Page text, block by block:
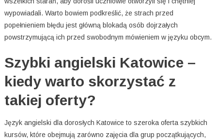
wypowiadali. Warto bowiem podkreślić, że strach przed
popełnieniem błędu jest główną blokadą osób dojrzałych
powstrzymującą ich przed swobodnym mówieniem w języku obcym.
Szybki angielski Katowice –
kiedy warto skorzystać z
takiej oferty?
Język angielski dla dorosłych Katowice to szeroka oferta szybkich
kursów, które obejmują zarówno zajęcia dla grup początkujących,